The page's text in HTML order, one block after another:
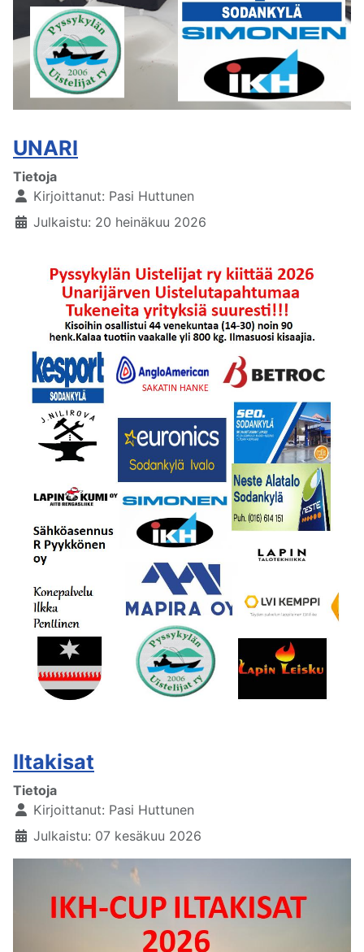
UNARI
Tietoja
Kirjoittanut: Pasi Huttunen
Julkaistu: 20 heinäkuu 2026
Iltakisat
Tietoja
Kirjoittanut: Pasi Huttunen
Julkaistu: 07 kesäkuu 2026